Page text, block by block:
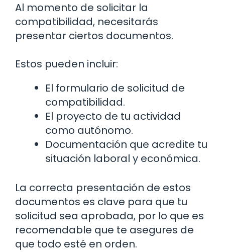
Al momento de solicitar la
compatibilidad, necesitarás
presentar ciertos documentos.
Estos pueden incluir:
El formulario de solicitud de
compatibilidad.
El proyecto de tu actividad
como autónomo.
Documentación que acredite tu
situación laboral y económica.
La correcta presentación de estos
documentos es clave para que tu
solicitud sea aprobada, por lo que es
recomendable que te asegures de
que todo esté en orden.